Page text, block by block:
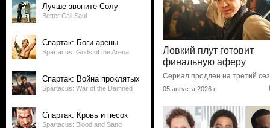
Лучше звоните Солу
Better Call Saul
Спартак: Боги арены
Spartacus: Gods of the Arena
Спартак: Война проклятых
Spartacus: War of the Damned
Спартак: Кровь и песок
Spartacus: Blood and Sand
Ловкий плут готовит
финальную аферу
Сериал продлен на третий
05 августа 2026 г.